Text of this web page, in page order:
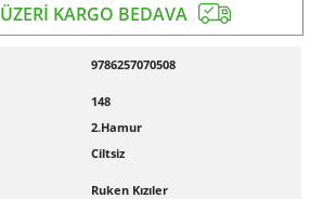
KARGO BEDAVA
9786257070508
148
2.Hamur
Ciltsiz
Ruken Kızıler